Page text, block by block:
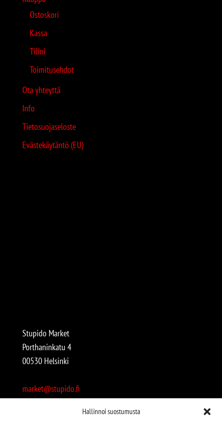
Hallinnoi suostumusta
Ostoskori
Kassa
Tilini
Toimitusehdot
Ota yhteyttä
Info
Tietosuojaseloste
Evästekäytäntö (EU)
Stupido Market
Porthaninkatu 4
00530 Helsinki
market@stupido.fi